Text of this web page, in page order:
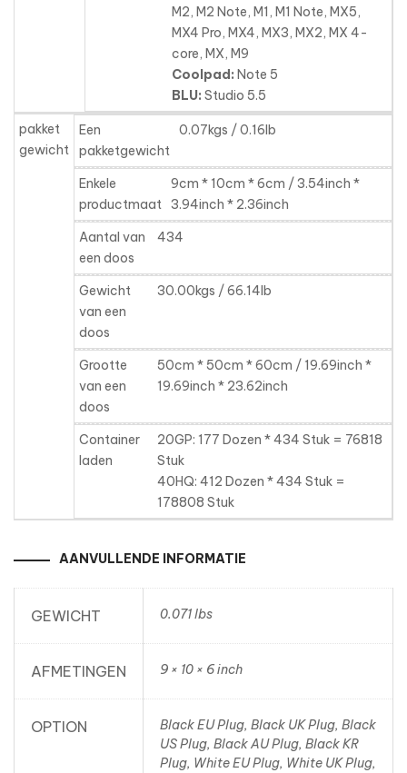
M2, M2 Note, M1, M1 Note, MX5,
MX4 Pro, MX4, MX3, MX2, MX 4-
core, MX, M9
Coolpad: Note 5
BLU: Studio 5.5
pakket
gewicht
Een
pakketgewicht
0.07kgs / 0.16lb
Enkele
productmaat
9cm * 10cm * 6cm / 3.54inch *
3.94inch * 2.36inch
Aantal van
een doos
434
Gewicht
van een
doos
30.00kgs / 66.14lb
Grootte
van een
doos
50cm * 50cm * 60cm / 19.69inch *
19.69inch * 23.62inch
Container
laden
20GP: 177 Dozen * 434 Stuk = 76818
Stuk
40HQ: 412 Dozen * 434 Stuk =
178808 Stuk
AANVULLENDE INFORMATIE
GEWICHT 0.071 lbs
AFMETINGEN 9 × 10 × 6 inch
OPTION
Black EU Plug, Black UK Plug, Black
US Plug, Black AU Plug, Black KR
Plug, White EU Plug, White UK Plug,